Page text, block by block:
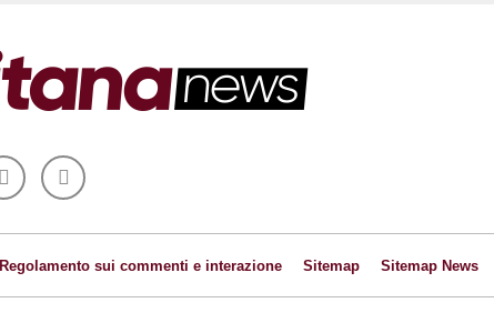
Regolamento sui commenti e interazione Sitemap Sitemap News